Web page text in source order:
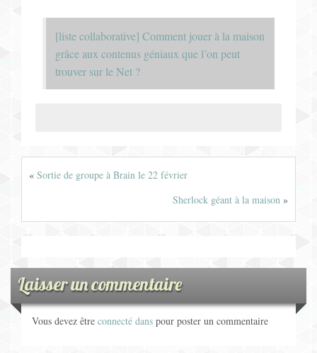
[liste collaborative] Comment jouer à la maison
grâce aux contenus géniaux que l’on peut
trouver sur le Net ?
« Sortie de groupe à Brain le 22 février
Sherlock géant à la maison »
Laisser un commentaire
Vous devez être connecté dans pour poster un commentaire